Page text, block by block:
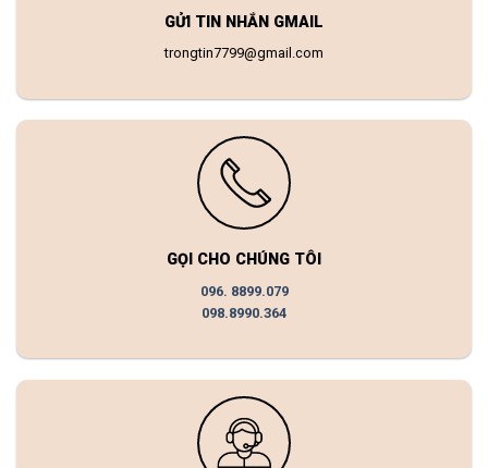
GỬI TIN NHẮN GMAIL
trongtin7799@gmail.com
GỌI CHO CHÚNG TÔI
096. 8899.079
098.8990.364